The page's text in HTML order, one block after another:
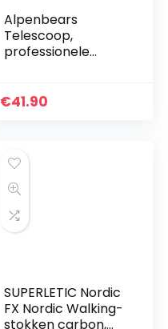
Alpenbears
Telescoop,
professionele
verstelbaar tot 135
€41.90
SUPERLETIC Nordic
FX Nordic Walking-
stokken carbon,